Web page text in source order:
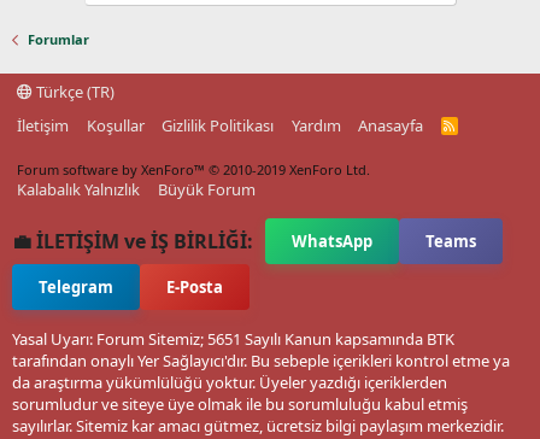
Forumlar
Türkçe (TR)
İletişim
Koşullar Gizlilik Politikası Yardım Anasayfa
R
Forum software by XenForo™ © 2010-2019 XenForo Ltd.
Kalabalık Yalnızlık Büyük Forum
💼 İLETİŞİM ve İŞ BİRLİĞİ: WhatsApp Teams
Telegram E-Posta
Yasal Uyarı: Forum Sitemiz; 5651 Sayılı Kanun kapsamında BTK
tarafından onaylı Yer Sağlayıcı'dır. Bu sebeple içerikleri kontrol etme ya
da araştırma yükümlülüğü yoktur. Üyeler yazdığı içeriklerden
sorumludur ve siteye üye olmak ile bu sorumluluğu kabul etmiş
sayılırlar. Sitemiz kar amacı gütmez, ücretsiz bilgi paylaşım merkezidir.